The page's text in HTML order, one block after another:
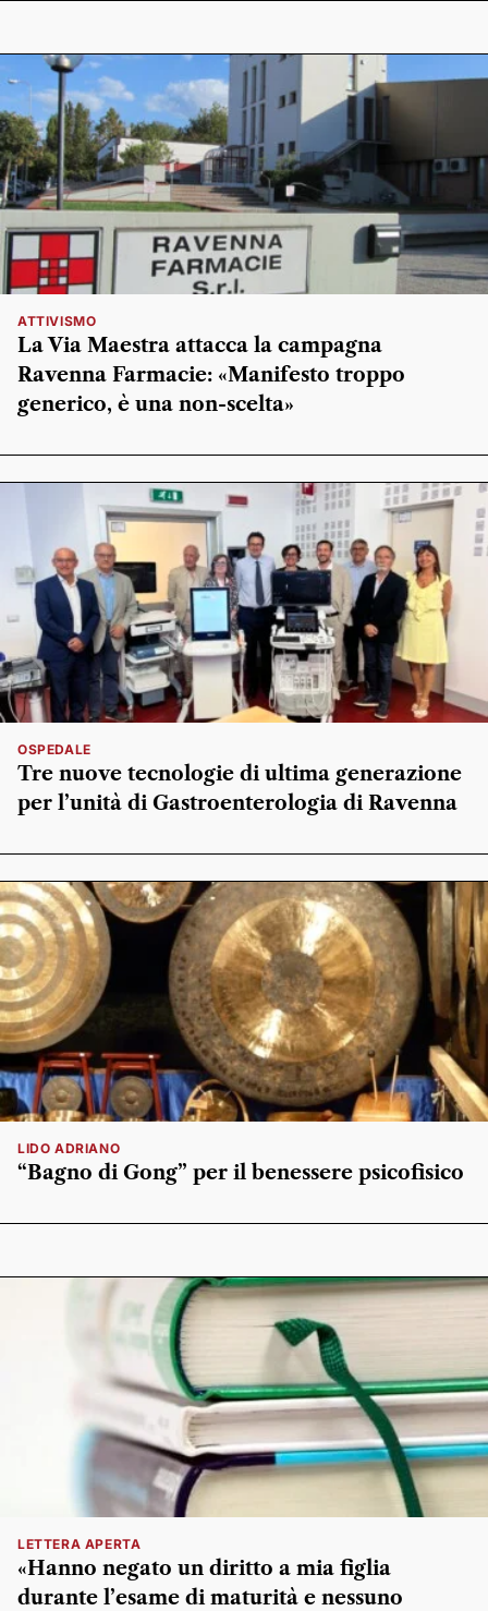
ATTIVISMO
La Via Maestra attacca la campagna
Ravenna Farmacie: «Manifesto troppo
generico, è una non-scelta»
OSPEDALE
Tre nuove tecnologie di ultima generazione
per l’unità di Gastroenterologia di Ravenna
LIDO ADRIANO
“Bagno di Gong” per il benessere psicofisico
LETTERA APERTA
«Hanno negato un diritto a mia figlia
durante l’esame di maturità e nessuno